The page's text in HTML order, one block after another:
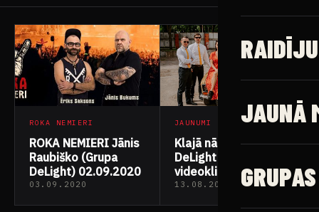
JAUNĀ
GRUPAS
ROKA NEMIERI
ROKA NEMIERI Jānis
Raubiško (Grupa
DeLight) 02.09.2020
03.09.2020
JAUNUMI
Klajā nāk grupas
DeLight pirmais
videoklips
13.08.2020